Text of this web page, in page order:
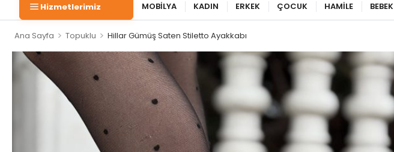
Hizmetlerimiz MOBİLYA KADIN ERKEK ÇOCUK HAMİLE BEBEK
Ana Sayfa > Topuklu > Hillar Gümüş Saten Stiletto Ayakkabı